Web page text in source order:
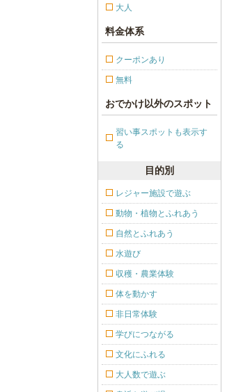
大人
料金体系
クーポンあり
無料
おでかけ以外のスポット
習い事スポットも表示す
る
目的別
レジャー施設で遊ぶ
動物・植物とふれあう
自然とふれあう
水遊び
収穫・農業体験
体を動かす
非日常体験
学びにつながる
文化にふれる
大人数で遊ぶ